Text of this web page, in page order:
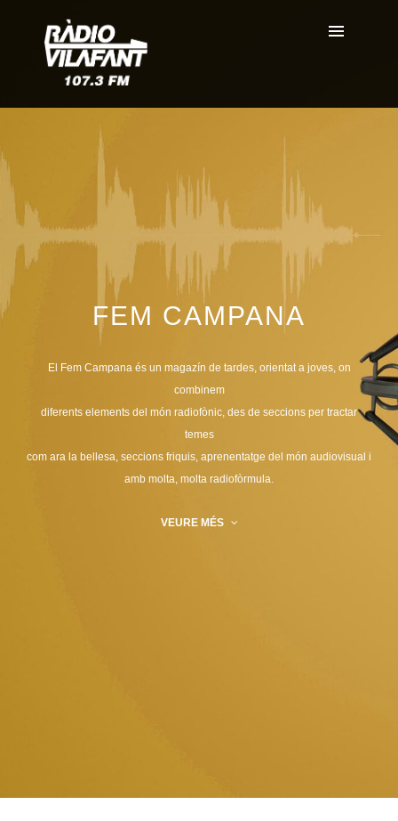
FEM CAMPANA
El Fem Campana és un magazín de tardes, orientat a joves, on
combinem
diferents elements del món radiofònic, des de seccions per tractar
temes
com ara la bellesa, seccions friquis, aprenentatge del món audiovisual i
amb molta, molta radiofòrmula.
VEURE MÉS